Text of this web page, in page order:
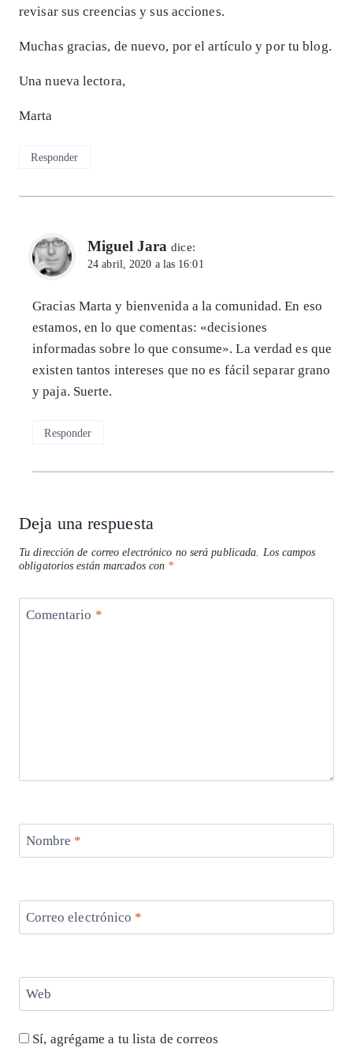
revisar sus creencias y sus acciones.
Muchas gracias, de nuevo, por el artículo y por tu blog.
Una nueva lectora,
Marta
Responder
Miguel Jara dice:
24 abril, 2020 a las 16:01
Gracias Marta y bienvenida a la comunidad. En eso
estamos, en lo que comentas: «decisiones
informadas sobre lo que consume». La verdad es que
existen tantos intereses que no es fácil separar grano
y paja. Suerte.
Responder
Deja una respuesta
Tu dirección de correo electrónico no será publicada. Los campos
obligatorios están marcados con *
Comentario *
Nombre *
Correo electrónico *
Web
Sí, agrégame a tu lista de correos